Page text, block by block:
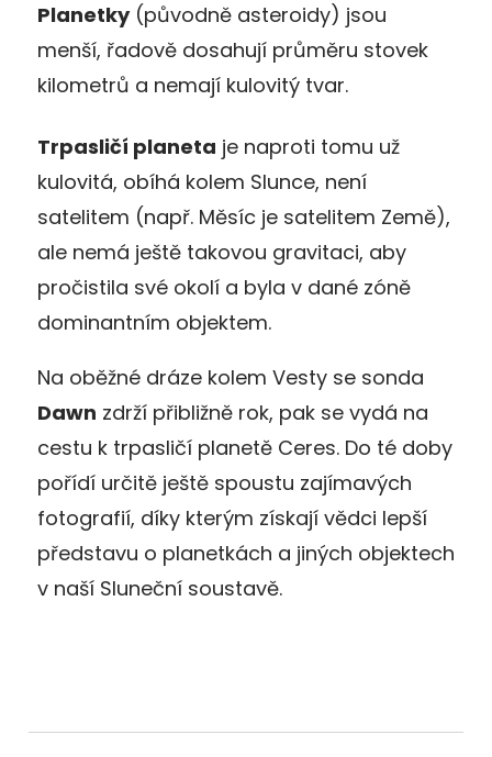
Planetky(původně asteroidy) jsou
menší, řadově dosahují průměru stovek
kilometrů a nemají kulovitý tvar.
Trpasličí planeta je naproti tomu už
kulovitá, obíhá kolem Slunce, není
satelitem (např. Měsíc je satelitem Země),
ale nemá ještě takovou gravitaci, aby
pročistila své okolí a byla v dané zóně
dominantním objektem.
Na oběžné dráze kolem Vesty se sonda
Dawn zdrží přibližně rok, pak se vydá na
cestu k trpasličí planetě Ceres. Do té doby
pořídí určitě ještě spoustu zajímavých
fotografií, díky kterým získají vědci lepší
představu o planetkách a jiných objektech
v naší Sluneční soustavě.